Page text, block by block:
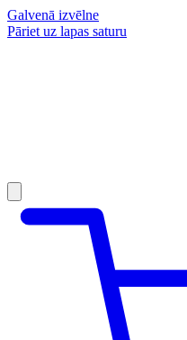
Galvenā izvēlne
Pāriet uz lapas saturu